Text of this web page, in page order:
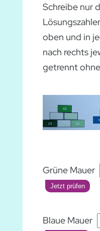
Schreibe nur
oben und in
nach rechts
getrennt
Grüne Mauer
Jetzt prüfen
Blaue Mauer